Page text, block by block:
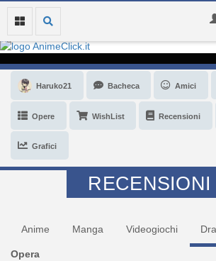
Haruko21 Bacheca Amici
Opere WishList Recensioni
Grafici
Anime Manga Videogiochi
Opera